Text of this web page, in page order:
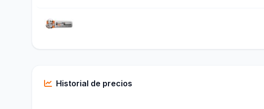
Historial de precios